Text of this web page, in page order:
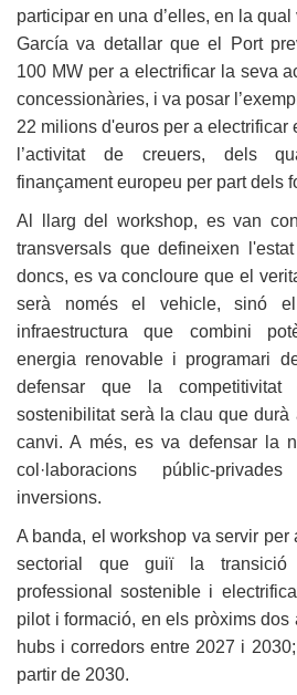
participar en una d’elles, en la
García va detallar que el Port
100 MW per a electrificar la seva
concessionàries, i va posar
22 milions d'euros per a electrificar
l’activitat de creuers, dels
finançament europeu per part dels
Al llarg del workshop, es van
transversals que defineixen
doncs, es va concloure que el
serà només el vehicle, sinó el
infraestructura que combini
energia renovable i programari
defensar que la
sostenibilitat serà la clau que durà
canvi. A més, es va defensar la
col·laboracions públic-
inversions.
A banda, el workshop va servir per
sectorial que guiï la
professional sostenible i
pilot i formació, en els pròxims
hubs i corredors entre 2027 i
partir de 2030.